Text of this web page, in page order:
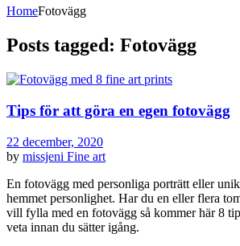
HomeFotovägg
Posts tagged: Fotovägg
Tips för att göra en egen fotovägg
22 december, 2020
by missjeni Fine art
En fotovägg med personliga porträtt eller
hemmet personlighet. Har du en eller flera
vill fylla med en fotovägg så kommer här 8
veta innan du sätter igång.